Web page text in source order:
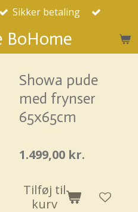
BoHome
Sikker betaling
Showa pude
med frynser
65x65cm
1.499,00 kr.
Tilføj til
kurv